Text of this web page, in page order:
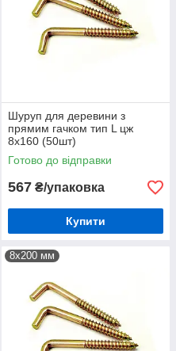
Шуруп для деревини з
прямим гачком тип L цж
8х160 (50шт)
Готово до відправки
567 ₴/упаковка
Купити
8х200 мм